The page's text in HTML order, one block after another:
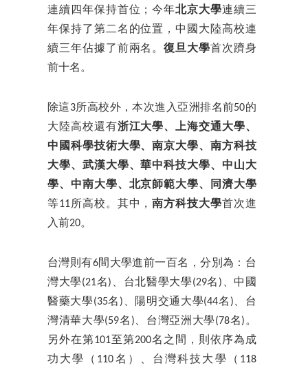
連續四年保持首位；今年北京大學連續三
年保持了第二名的位置，中國大陸高校連
續三年佔據了前兩名。復旦大學首次躋身
前十名。
除這3所高校外，本次進入亞洲排名前50的
大陸高校還有浙江大學、上海交通大學、
中國科學技術大學、南京大學、南方科技
大學、武漢大學、華中科技大學、中山大
學、中南大學、北京師範大學、同濟大學
等11所高校。其中，南方科技大學首次進
入前20。
台灣則有6間大學進前一百名，分別為：台
灣大學(21名)、台北醫學大學(29名)、中國
醫藥大學(35名)、陽明交通大學(44名)、台
灣清華大學(59名)、台灣亞洲大學(78名)。
另外在第101至第200名之間，則依序為成
功大學（110名）、台灣科技大學（118